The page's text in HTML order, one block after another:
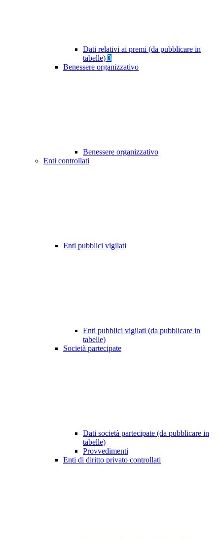
Dati relativi ai premi (da pubblicare in
tabelle) 3
Benessere organizzativo
Benessere organizzativo
Enti controllati
Enti pubblici vigilati
Enti pubblici vigilati (da pubblicare in
tabelle)
Società partecipate
Dati società partecipate (da pubblicare in
tabelle)
Provvedimenti
Enti di diritto privato controllati